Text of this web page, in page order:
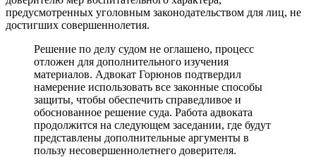
предусмотренных уголовным законодательством для лиц, не
достигших совершеннолетия.
Решение по делу судом не оглашено, процесс
отложен для дополнительного изучения
материалов. Адвокат Горюнов подтвердил
намерение использовать все законные способы
защиты, чтобы обеспечить справедливое и
обоснованное решение суда. Работа адвоката
продолжится на следующем заседании, где будут
представлены дополнительные аргументы в
пользу несовершеннолетнего доверителя.